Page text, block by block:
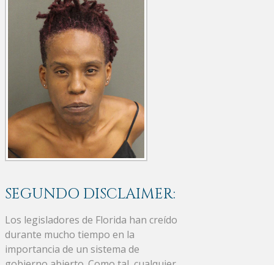
SEGUNDO DISCLAIMER:
Los legisladores de Florida han creído
durante mucho tiempo en la
importancia de un sistema de